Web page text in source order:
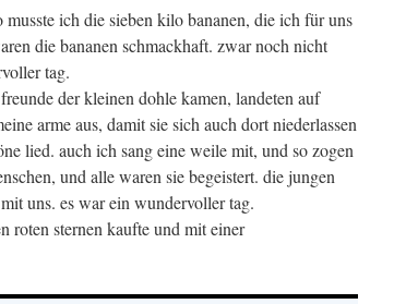
ich die sieben kilo bananen, die ich für uns
die bananen schmackhaft. zwar noch nicht
tag.
der kleinen dohle kamen, landeten auf
arme aus, damit sie sich auch dort niederlassen
lied. auch ich sang eine weile mit, und so zogen
und alle waren sie begeistert. die jungen
uns. es war ein wundervoller tag.
roten sternen kaufte und mit einer